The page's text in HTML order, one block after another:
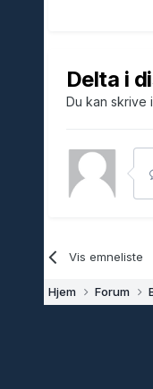
Delta i
Du kan skrive
Vis emneliste
Hjem Forum